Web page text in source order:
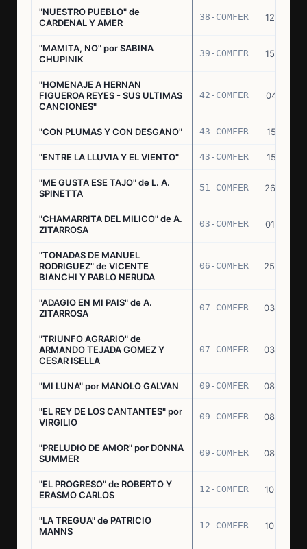
"NUESTRO PUEBLO" de
CARDENAL Y AMER
38-COMFER 12.10.76
"MAMITA, NO" por SABINA
CHUPINIK
39-COMFER 15.10.76
"HOMENAJE A HERNAN
FIGUEROA REYES - SUS ULTIMAS
CANCIONES"
42-COMFER 04.11.76
"CON PLUMAS Y CON DESGANO" 43-COMFER 15.11.76
"ENTRE LA LLUVIA Y EL VIENTO" 43-COMFER 15.11.76
"ME GUSTA ESE TAJO" de L. A.
SPINETTA
51-COMFER 26.12.76
"CHAMARRITA DEL MILICO" de A.
ZITARROSA
03-COMFER 01.02.77
"TONADAS DE MANUEL
RODRIGUEZ" de VICENTE
BIANCHI Y PABLO NERUDA
06-COMFER 25.02.77
"ADAGIO EN MI PAIS" de A.
ZITARROSA
07-COMFER 03.03.77
"TRIUNFO AGRARIO" de
ARMANDO TEJADA GOMEZ Y
CESAR ISELLA
07-COMFER 03.03.77
"MI LUNA" por MANOLO GALVAN 09-COMFER 08.03.77
"EL REY DE LOS CANTANTES" por
VIRGILIO
09-COMFER 08.03.77
"PRELUDIO DE AMOR" por DONNA
SUMMER
09-COMFER 08.03.77
"EL PROGRESO" de ROBERTO Y
ERASMO CARLOS
12-COMFER 10.03.77
"LA TREGUA" de PATRICIO
MANNS
12-COMFER 10.03.77